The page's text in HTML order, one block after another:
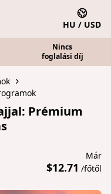
HU / USD
Nincs
foglalási díj
Prémium
Már
$12.71 /főtől